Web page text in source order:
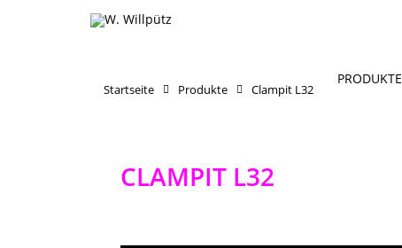
PRODUKTE
Startseite Produkte Clampit L32
CLAMPIT L32